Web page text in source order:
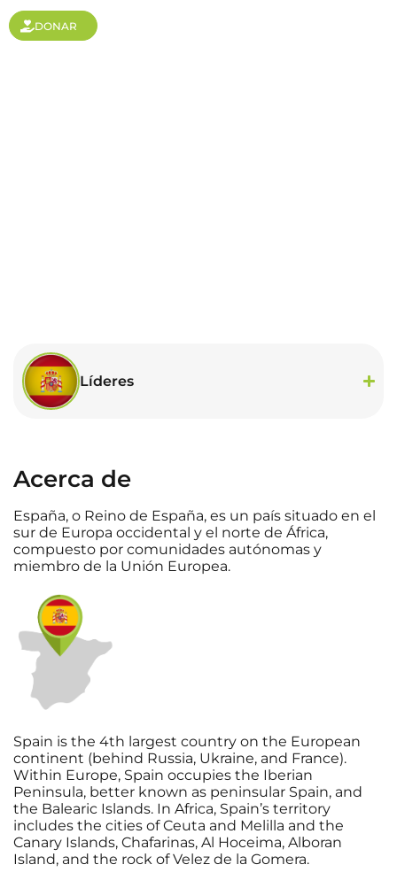
DONAR
Líderes
Acerca de
España, o Reino de España, es un país situado en el
sur de Europa occidental y el norte de África,
compuesto por comunidades autónomas y
miembro de la Unión Europea.
Spain is the 4th largest country on the European
continent (behind Russia, Ukraine, and France).
Within Europe, Spain occupies the Iberian
Peninsula, better known as peninsular Spain, and
the Balearic Islands. In Africa, Spain’s territory
includes the cities of Ceuta and Melilla and the
Canary Islands, Chafarinas, Al Hoceima, Alboran
Island, and the rock of Velez de la Gomera.